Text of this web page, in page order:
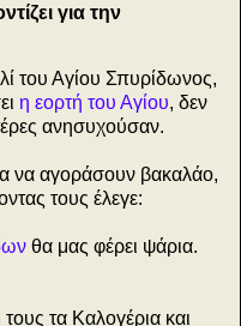
για την
του Αγίου Σπυρίδωνος,
η εορτή του Αγίου, δεν
ανησυχούσαν.
να αγοράσουν βακαλάο,
τους έλεγε:
θα μας φέρει ψάρια.
τα Καλογέρια και